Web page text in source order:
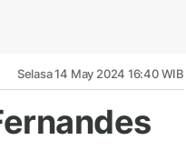
Selasa 14 May 2024 16:40 WIB